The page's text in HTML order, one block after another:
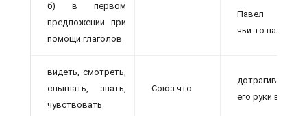
б) в первом
предложении при
помощи глаголов
Павел
чьи-то пальцы
видеть, смотреть,
слышать, знать,
чувствовать
Союз что
его руки выше